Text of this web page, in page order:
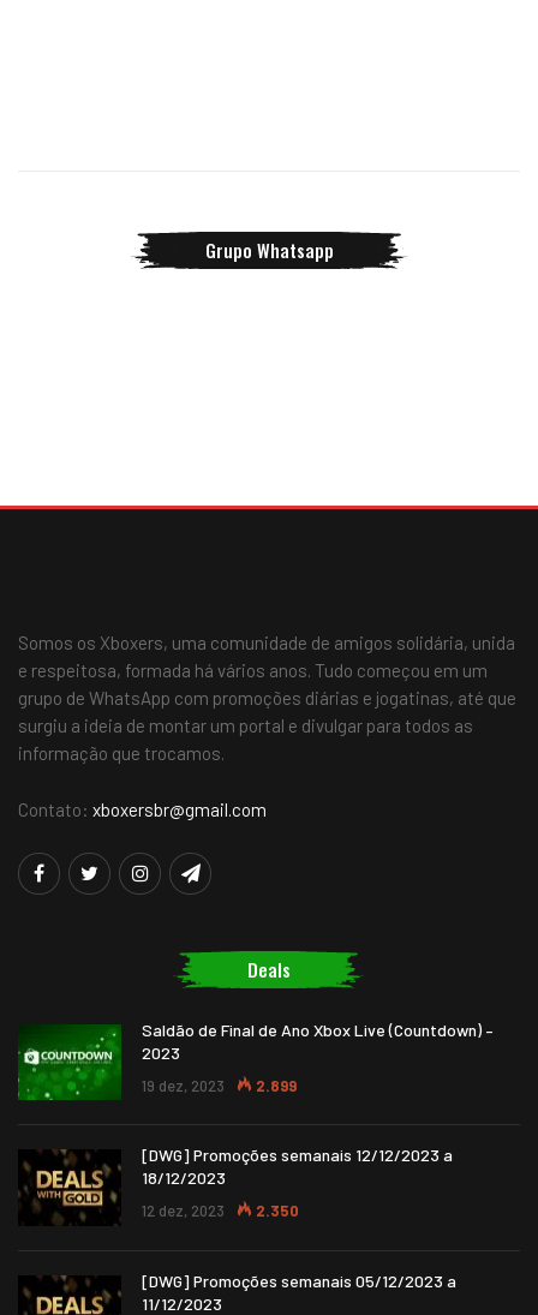
Grupo Whatsapp
Somos os Xboxers, uma comunidade de amigos solidária, unida
e respeitosa, formada há vários anos. Tudo começou em um
grupo de WhatsApp com promoções diárias e jogatinas, até que
surgiu a ideia de montar um portal e divulgar para todos as
informação que trocamos.
Contato: xboxersbr@gmail.com
Deals
Saldão de Final de Ano Xbox Live (Countdown) –
2023
19 dez, 2023 2.899
[DWG] Promoções semanais 12/12/2023 a
18/12/2023
12 dez, 2023 2.350
[DWG] Promoções semanais 05/12/2023 a
11/12/2023